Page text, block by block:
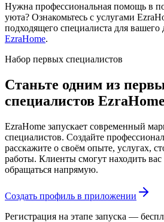
Нужна профессиональная помощь в
уюта? Ознакомьтесь с услугами
подходящего специалиста для вашего
EzraHome.
Набор первых специалистов
Станьте одним из
специалистов EzraHome
EzraHome запускает современный
специалистов. Создайте
расскажите о своём опыте, услугах,
работы. Клиенты смогут находить
обращаться напрямую.
Создать профиль в приложении
Регистрация на этапе запуска —